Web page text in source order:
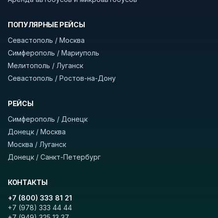
В автобусах есть всё необходимое для
комфортной поездки: регулировка сидений,
устройств, вода, пледы. На больших
автобусах работают стюарды. У нас
скрытых платежей
оплата производится только при посадке,
Как забронировать билет?
отправления и прибытия, дату выезда и
нажмите «Найти рейсы». В списке рейсов
вы увидите время выезда, место посадки,
цену. Кнопка «Детали рейса» покажет
«Забронировать» и дождитесь звонка
ПОПУЛЯРНЫЕ РЕЙСЫ
Севастополь / Москва
Симферополь / Мариуполь
Мелитополь / Луганск
Севастополь / Ростов-на-Дону
РЕЙСЫ
Симферополь / Донецк
Донецк / Москва
Москва / Луганск
Донецк / Санкт-Петербург
КОНТАКТЫ
+7 (800) 333 81 21
+7 (978) 333 44 44